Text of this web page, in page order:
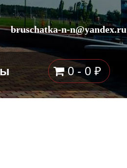
bruschatka-n-n@yandex.ru
0 -0 ₽